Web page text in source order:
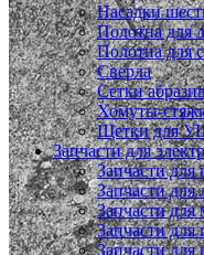
Насадки
Полотна для
Полотна для
Сверла
Сетки
Хомуты-
Щетки для
Запчасти для
Запчасти для
Запчасти для
Запчасти для
Запчасти для
Запчасти для